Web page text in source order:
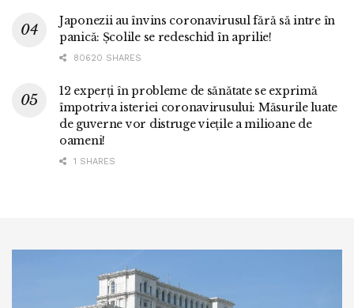
Japonezii au învins coronavirusul fără să intre în
panică: Școlile se redeschid în aprilie!
80620 SHARES
12 experți în probleme de sănătate se exprimă
împotriva isteriei coronavirusului: Măsurile luate
de guverne vor distruge viețile a milioane de
oameni!
1 SHARES